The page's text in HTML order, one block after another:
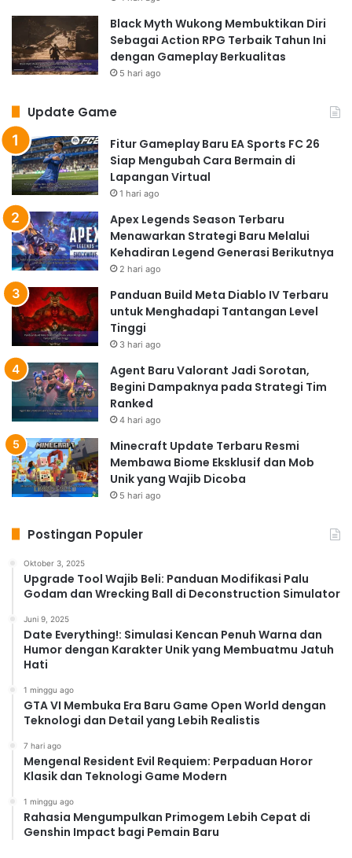
Black Myth Wukong Membuktikan Diri
Sebagai Action RPG Terbaik Tahun Ini
dengan Gameplay Berkualitas
5 hari ago
Update Game
Fitur Gameplay Baru EA Sports FC 26
Siap Mengubah Cara Bermain di
Lapangan Virtual
1 hari ago
Apex Legends Season Terbaru
Menawarkan Strategi Baru Melalui
Kehadiran Legend Generasi Berikutnya
2 hari ago
Panduan Build Meta Diablo IV Terbaru
untuk Menghadapi Tantangan Level
Tinggi
3 hari ago
Agent Baru Valorant Jadi Sorotan,
Begini Dampaknya pada Strategi Tim
Ranked
4 hari ago
Minecraft Update Terbaru Resmi
Membawa Biome Eksklusif dan Mob
Unik yang Wajib Dicoba
5 hari ago
Postingan Populer
Oktober 3, 2025
Upgrade Tool Wajib Beli: Panduan Modifikasi Palu
Godam dan Wrecking Ball di Deconstruction Simulator
Juni 9, 2025
Date Everything!: Simulasi Kencan Penuh Warna dan
Humor dengan Karakter Unik yang Membuatmu Jatuh
Hati
1 minggu ago
GTA VI Membuka Era Baru Game Open World dengan
Teknologi dan Detail yang Lebih Realistis
7 hari ago
Mengenal Resident Evil Requiem: Perpaduan Horor
Klasik dan Teknologi Game Modern
1 minggu ago
Rahasia Mengumpulkan Primogem Lebih Cepat di
Genshin Impact bagi Pemain Baru